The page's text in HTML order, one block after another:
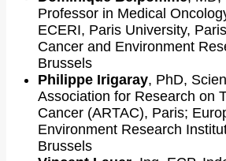
Professor in Medical
ECERI, Paris University,
Cancer and Environment
Brussels
Philippe Irigaray, PhD,
Association for Research on
Cancer (ARTAC), Paris;
Environment Research
Brussels